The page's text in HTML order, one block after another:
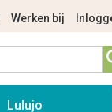
Werken bij
Lulujo